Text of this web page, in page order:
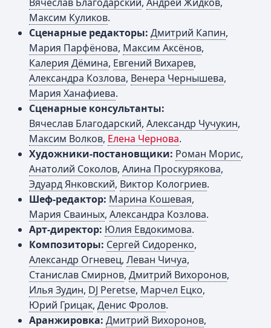
Максим Куликов.
Сценарные редакторы: Дмитрий Капин,
Мария Парфёнова, Максим Аксёнов,
Калерия Дёмина, Евгений Вихарев,
Александра Козлова, Венера Чернышева,
Мария Ханафиева.
Сценарные консультанты:
Вячеслав Благодарский, Александр Чучукин,
Максим Волков, Елена Чернова.
Художники-постановщики: Роман Морис,
Анатолий Соколов, Алина Проскурякова,
Эдуард Янковский, Виктор Кологриев.
Шеф-редактор: Марина Кошевая,
Мария Сваиных, Александра Козлова.
Арт-директор: Юлия Евдокимова.
Композиторы: Сергей Сидоренко,
Александр Огневец, Леван Чичуа,
Станислав Смирнов, Дмитрий Вихоронов,
Илья Зудин, DJ Peretse, Марчел Ецко,
Юрий Грицак, Денис Фролов.
Аранжировка: Дмитрий Вихоронов,